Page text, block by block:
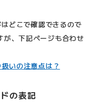
どこで確認できるので
が、下記ページも合わせ
いの注意点は？
の表記